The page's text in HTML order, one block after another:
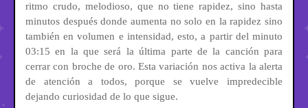
ritmo crudo, melodioso, que no tiene rapidez, sino hasta
minutos después donde aumenta no solo en la rapidez sino
también en volumen e intensidad, esto, a partir del minuto
03:15 en la que será la última parte de la canción para
cerrar con broche de oro. Esta variación nos activa la alerta
de atención a todos, porque se vuelve impredecible
dejando curiosidad de lo que sigue.